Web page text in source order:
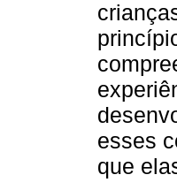
esses
que